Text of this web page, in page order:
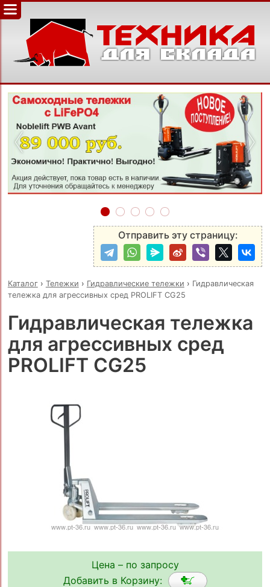
‹ ›
Отправить эту страницу:
Каталог› Тележки › Гидравлические тележки › Гидравлическая
тележка для агрессивных сред PROLIFT CG25
Гидравлическая тележка
для агрессивных сред
PROLIFT CG25
Цена – по запросу
Добавить в Корзину: